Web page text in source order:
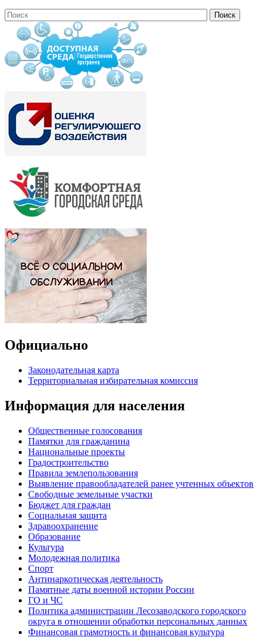
Официально
Законодательная карта
Территориальная избирательная комиссия
Информация для населения
Общественные голосования
Памятки для гражданина
Национальные проекты
Градостроительство
Правила землепользования
Выявление правообладателей ранее учтенных объектов
Свободные земельные участки
Бюджет для граждан
Социальная защита
Здравоохранение
Образование
Культура
Молодежная политика
Спорт
Антинаркотическая деятельность
Памятные даты военной истории России
ГО и ЧС
Политика администрации Лесозаводского городского
округа в отношении обработки персональных данных
Финансовая грамотность и финансовая культура